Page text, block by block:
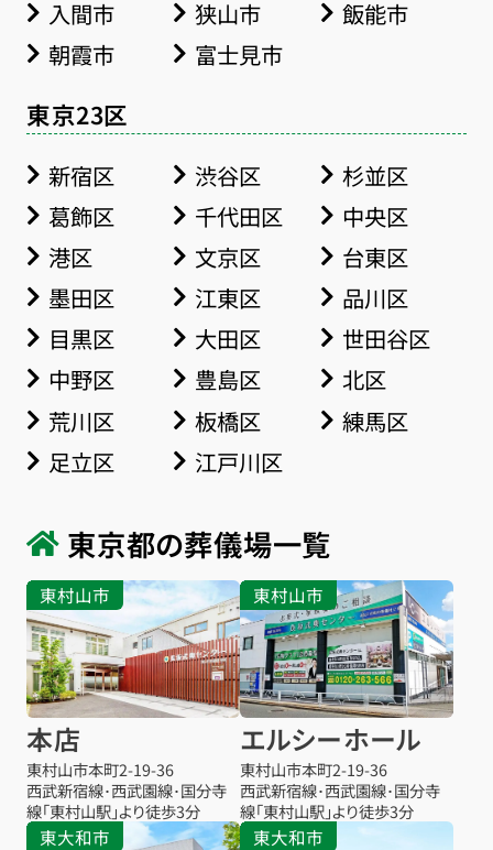
入間市 狭山市
飯能市
朝霞市
富士見市
東京23区
新宿区 渋谷区
杉並区
葛飾区
千代田区
中央区
港区
文京区
台東区
墨田区
江東区
品川区
目黒区
大田区
世田谷区
中野区
豊島区
北区
荒川区
板橋区
練馬区
足立区
江戸川区
東京都の葬儀場一覧
東村山市
本店
東村山市本町2-19-36
西武新宿線･西武園線･国分寺
線「東村山駅」より徒歩3分
東村山市
エルシーホール
東村山市本町2-19-36
西武新宿線･西武園線･国分寺
線「東村山駅」より徒歩3分
東大和市 東大和市